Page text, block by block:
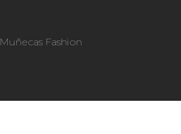
Muñecas Fashion